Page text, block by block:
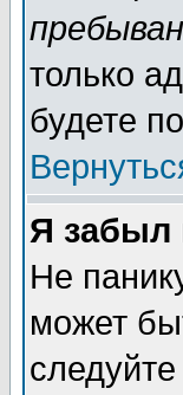
только
будете
Я забыл
Не
может